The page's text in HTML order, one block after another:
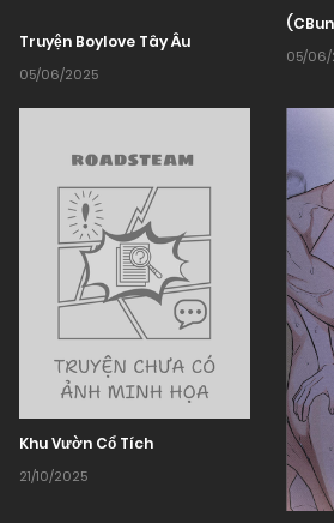
Truyện Boylove Tây Âu
05/06/2025
05/
Khu Vườn Cổ Tích
21/10/2025